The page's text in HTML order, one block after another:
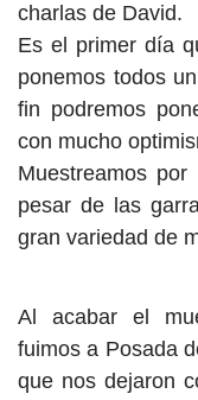
charlas de David.
Es el primer día
ponemos todos
fin podremos
con mucho
Muestreamos
pesar de las
gran variedad de
Al acabar el
fuimos a Posada
que nos dejaron